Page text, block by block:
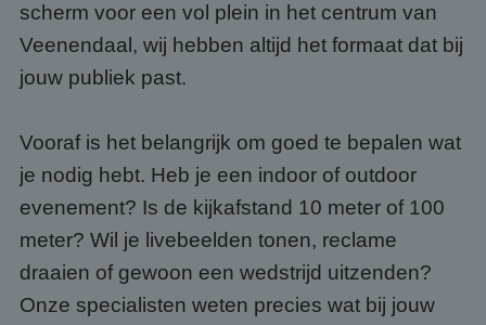
scherm voor een vol plein in het centrum van
Veenendaal, wij hebben altijd het formaat dat bij
jouw publiek past.
Vooraf is het belangrijk om goed te bepalen wat
je nodig hebt. Heb je een indoor of outdoor
evenement? Is de kijkafstand 10 meter of 100
meter? Wil je livebeelden tonen, reclame
draaien of gewoon een wedstrijd uitzenden?
Onze specialisten weten precies wat bij jouw